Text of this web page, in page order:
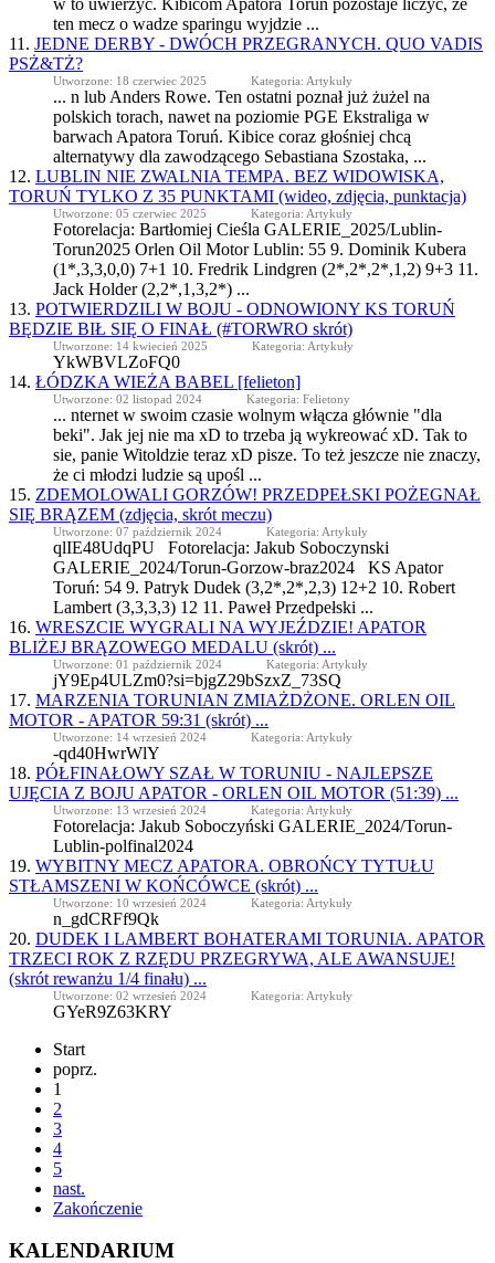
ten mecz o wadze sparingu wyjdzie ...
11. JEDNE DERBY - DWÓCH PRZEGRANYCH. QUO VADIS
PSŻ&TŻ?
Utworzone: 18 czerwiec 2025 Kategoria: Artykuły
... n lub Anders Rowe. Ten ostatni poznał już żużel na
polskich torach, nawet na poziomie PGE Ekstraliga w
barwach Apatora Toruń. Kibice coraz głośniej chcą
alternatywy dla zawodzącego Sebastiana Szostaka, ...
12. LUBLIN NIE ZWALNIA TEMPA. BEZ WIDOWISKA,
TORUŃ TYLKO Z 35 PUNKTAMI (wideo, zdjęcia, punktacja)
Utworzone: 05 czerwiec 2025 Kategoria: Artykuły
Fotorelacja: Bartłomiej Cieśla GALERIE_2025/Lublin-
Torun2025 Orlen Oil Motor Lublin: 55 9. Dominik Kubera
(1*,3,3,0,0) 7+1 10. Fredrik Lindgren (2*,2*,2*,1,2) 9+3 11.
Jack Holder (2,2*,1,3,2*) ...
13. POTWIERDZILI W BOJU - ODNOWIONY KS TORUŃ
BĘDZIE BIŁ SIĘ O FINAŁ (#TORWRO skrót)
Utworzone: 14 kwiecień 2025 Kategoria: Artykuły
YkWBVLZoFQ0
14. ŁÓDZKA WIEŻA BABEL [felieton]
Utworzone: 02 listopad 2024 Kategoria: Felietony
... nternet w swoim czasie wolnym włącza głównie "dla
beki". Jak jej nie ma xD to trzeba ją wykreować xD. Tak to
sie, panie Witoldzie teraz xD pisze. To też jeszcze nie znaczy,
że ci młodzi ludzie są upośl ...
15. ZDEMOLOWALI GORZÓW! PRZEDPEŁSKI POŻEGNAŁ
SIĘ BRĄZEM (zdjęcia, skrót meczu)
Utworzone: 07 październik 2024 Kategoria: Artykuły
qlIE48UdqPU Fotorelacja: Jakub Soboczynski
GALERIE_2024/Torun-Gorzow-braz2024 KS Apator
Toruń: 54 9. Patryk Dudek (3,2*,2*,2,3) 12+2 10. Robert
Lambert (3,3,3,3) 12 11. Paweł Przedpełski ...
16. WRESZCIE WYGRALI NA WYJEŹDZIE! APATOR
BLIŻEJ BRĄZOWEGO MEDALU (skrót) ...
Utworzone: 01 październik 2024 Kategoria: Artykuły
jY9Ep4ULZm0?si=bjgZ29bSzxZ_73SQ
17. MARZENIA TORUNIAN ZMIAŻDŻONE. ORLEN OIL
MOTOR - APATOR 59:31 (skrót) ...
Utworzone: 14 wrzesień 2024 Kategoria: Artykuły
-qd40HwrWlY
18. PÓŁFINAŁOWY SZAŁ W TORUNIU - NAJLEPSZE
UJĘCIA Z BOJU APATOR - ORLEN OIL MOTOR (51:39) ...
Utworzone: 13 wrzesień 2024 Kategoria: Artykuły
Fotorelacja: Jakub Soboczyński GALERIE_2024/Torun-
Lublin-polfinal2024
19. WYBITNY MECZ APATORA. OBROŃCY TYTUŁU
STŁAMSZENI W KOŃCÓWCE (skrót) ...
Utworzone: 10 wrzesień 2024 Kategoria: Artykuły
n_gdCRFf9Qk
20. DUDEK I LAMBERT BOHATERAMI TORUNIA. APATOR
TRZECI ROK Z RZĘDU PRZEGRYWA, ALE AWANSUJE!
(skrót rewanżu 1/4 finału) ...
Utworzone: 02 wrzesień 2024 Kategoria: Artykuły
GYeR9Z63KRY
Start
poprz.
1
2
3
4
5
nast.
Zakończenie
KALENDARIUM